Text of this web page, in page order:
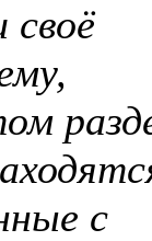
своё
с